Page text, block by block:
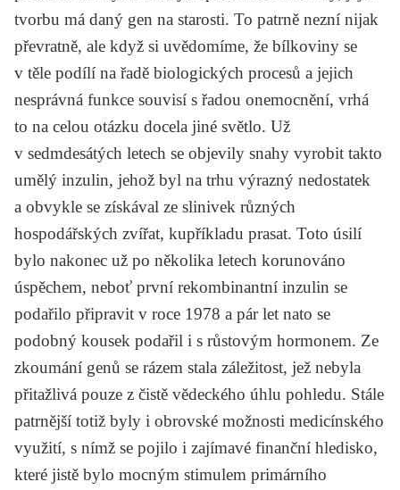
tvorbu má daný gen na starosti. To patrně nezní nijak
převratně, ale když si uvědomíme, že bílkoviny se
v těle podílí na řadě biologických procesů a jejich
nesprávná funkce souvisí s řadou onemocnění, vrhá
to na celou otázku docela jiné světlo. Už
v sedmdesátých letech se objevily snahy vyrobit takto
umělý inzulin, jehož byl na trhu výrazný nedostatek
a obvykle se získával ze slinivek různých
hospodářských zvířat, kupříkladu prasat. Toto úsilí
bylo nakonec už po několika letech korunováno
úspěchem, neboť první rekombinantní inzulin se
podařilo připravit v roce 1978 a pár let nato se
podobný kousek podařil i s růstovým hormonem. Ze
zkoumání genů se rázem stala záležitost, jež nebyla
přitažlivá pouze z čistě vědeckého úhlu pohledu. Stále
patrnější totiž byly i obrovské možnosti medicínského
využití, s nímž se pojilo i zajímavé finanční hledisko,
které jistě bylo mocným stimulem primárního